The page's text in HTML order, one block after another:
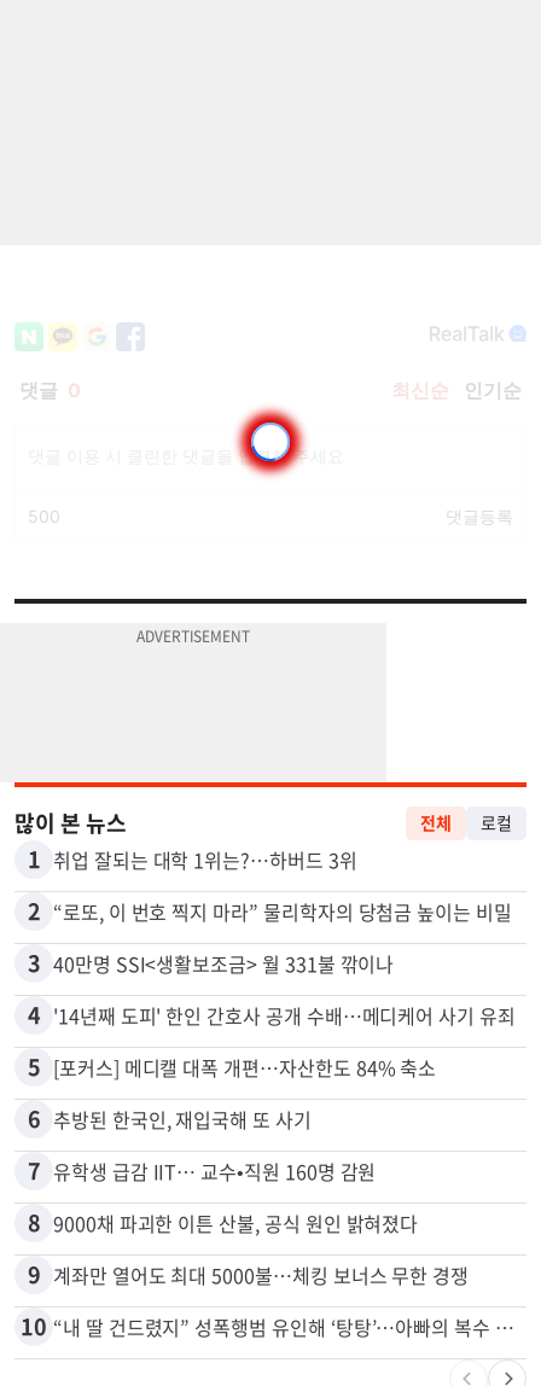
많이 본 뉴스
1 취업 잘되는 대학 1위는?…하버드 3위
2 “로또, 이 번호 찍지 마라” 물리학자의 당첨금 높이는 비밀
3 40만명 SSI<생활보조금> 월 331불 깎이나
4 '14년째 도피' 한인 간호사 공개 수배…메디케어 사기 유죄
5 [포커스] 메디캘 대폭 개편…자산한도 84% 축소
6 추방된 한국인, 재입국해 또 사기
7 유학생 급감 IIT… 교수•직원 160명 감원
8 9000채 파괴한 이튼 산불, 공식 원인 밝혀졌다
9 계좌만 열어도 최대 5000불…체킹 보너스 무한 경쟁